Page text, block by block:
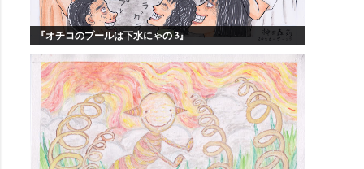
『オチコのプールは下水にゃの 3』